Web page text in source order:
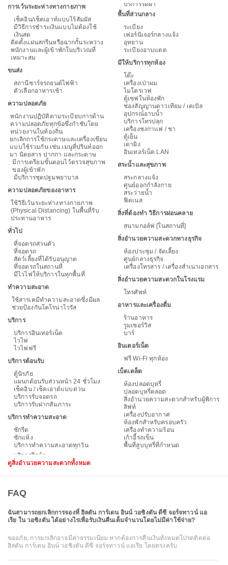
การเว้นระยะห่างทางกายภาพ
เช็คอิน/เช็คเอาท์แบบไร้สัมผัส
มีวิธีการชำระเงินแบบไม่ต้องใช้
เงินสด
ติดตั้งแผ่นสกรีนหรือฉากกั้นระหว่าง
พนักงานและผู้เข้าพักในบริเวณที่
เหมาะสม
ขนส่ง
สถานีชาร์จรถยนต์ไฟฟ้า
ตัวเลือกอาหารเช้า
ความปลอดภัย
พนักงานปฏิบัติตามระเบียบการด้าน
ความปลอดภัยทุกข้อซึ่งกำชับโดย
หน่วยงานในท้องถิ่น
ยกเลิกการใช้กระดาษและเครื่องเขียน
แบบใช้ร่วมกัน เช่น เมนูที่ปรินท์ออก
มา นิตยสาร ปากกา และกระดาษ
มีการเตรียมขั้นตอนไว้ตรวจสุขภาพ
ของผู้เข้าพัก
มีบริการชุดปฐมพยาบาล
ความปลอดภัยของอาหาร
ใช้วิธีเว้นระยะห่างทางกายภาพ
(Physical Distancing) ในพื้นที่รับ
ประทานอาหาร
ทั่วไป
ที่จอดรถส่วนตัว
ที่จอดรถ
สัตว์เลี้ยงที่ได้รับอนุญาต
ที่จอดรถในสถานที่
มีไวไฟให้บริการในทุกพื้นที่
ทำความสะอาด
ใช้สารเคมีทำความสะอาดซึ่งมีผล
ช่วยป้องกันโคโรน่าไวรัส
บริการ
บริการอินเทอร์เน็ต
ไวไฟ
ไวไฟฟรี
บริการต้อนรับ
ตู้นิรภัย
แผนกต้อนรับส่วนหน้า 24 ชั่วโมง
เช็คอิน / เช็คเอาต์แบบด่วน
บริการรับจอดรถ
บริการรับฝากสัมภาระ
บริการทำความสะอาด
ซักรีด
ซักแห้ง
บริการทำความสะอาดทุกวัน
บริการรีดผ้า
พื้นที่ส่วนกลาง
ระเบียง
เฟอร์นิเจอร์กลางแจ้ง
อุทยาน
ระเบียงอาบแดด
มีให้บริการทุกห้อง
โต๊ะ
เครื่องเป่าผม
ไมโครเวฟ
ตู้เซฟในห้องพัก
ช่องสัญญานดาวเทียม / เคเบิล
อุปกรณ์อาบน้ำ
บริการโทรปลุก
เครื่องชงกาแฟ / ชา
ตู้เย็น
เตาผิง
อินเทอร์เน็ต LAN
สระน้ำและสุขภาพ
สระกลางแจ้ง
ศูนย์ออกกำลังกาย
สระว่ายน้ำ
ฟิตเนส
สิ่งที่ต้องทำ วิธีการผ่อนคลาย
สนามกอล์ฟ [ในสถานที่]
สิ่งอำนวยความสะดวกทางธุรกิจ
ห้องประชุม / จัดเลี้ยง
ศูนย์กลางธุรกิจ
เครื่องโทรสาร / เครื่องสำเนาเอกสาร
สิ่งอำนวยความสะดวกในโรงแรม
โทรศัพท์
อาหารและเครื่องดื่ม
ร้านอาหาร
รูมเซอร์วิส
บาร์
อินเตอร์เน็ต
ฟรี Wi-Fi ทุกห้อง
เบ็ดเตล็ด
ห้องปลอดบุหรี่
ปลอดบุหรี่ตลอด
สิ่งอำนวยความสะดวกสำหรับผู้พิการ
ลิฟท์
เครื่องปรับอากาศ
ห้องพักสำหรับครอบครัว
เครื่องทำความร้อน
เก้าอี้รถเข็น
พื้นที่สูบบุหรี่ที่กำหนด
ดูสิ่งอำนวยความสะดวกทั้งหมด
FAQ
ฉันสามารถยกเลิกการจองที่ ฮิลตัน การ์เดน อินน์ วอชิงตัน ดีซี จอร์จทาวน์ แอ
เรีย ใน วอชิงตัน ได้อย่างไรเพื่อรับเงินคืนเต็มจำนวนโดยไม่มีค่าใช้จ่าย?
ขออภัย, การยกเลิกอาจมีค่าธรรมเนียม หากต้องการคืนเงินทั้งหมดโปรดติดต่อ
ฮิลตัน การ์เดน อินน์ วอชิงตัน ดีซี จอร์จทาวน์ แอเรีย โดยตรงครับ